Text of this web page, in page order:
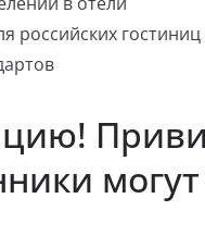
российских